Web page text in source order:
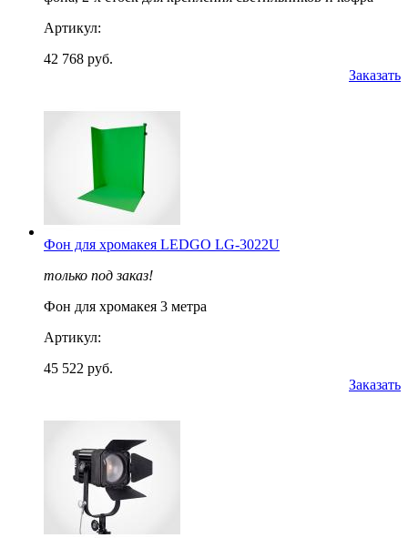
Артикул:
42 768 руб.
Заказать
Фон для хромакея LEDGO LG-3022U
только под заказ!
Фон для хромакея 3 метра
Артикул:
45 522 руб.
Заказать